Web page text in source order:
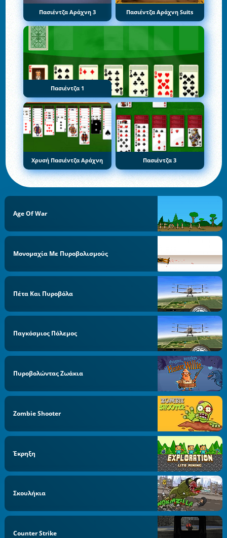
Πασιέντζα Αράχνη 3 Πασιέντζα Αράχνη Suits
Πασιέντζα 1
Χρυσή Πασιέντζα Αράχνη Πασιέντζα 3
Age Of War
Μονομαχία Με Πυροβολισμούς
Πέτα Και Πυροβόλα
Παγκόσμιος Πόλεμος
Πυροβολώντας Ζωάκια
Zombie Shooter
Έκρηξη
Σκουλήκια
Counter Strike